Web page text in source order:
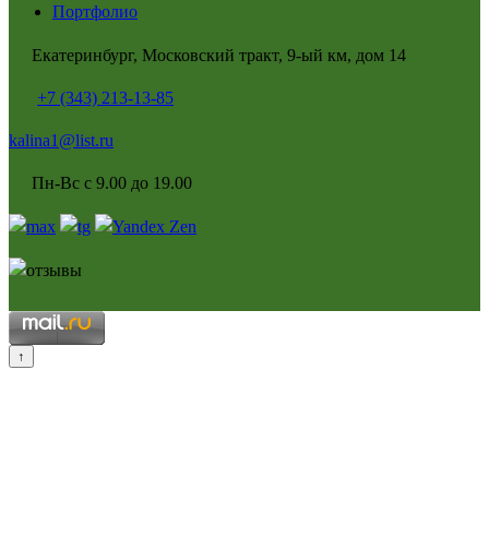
Портфолио
Екатеринбург, Московский тракт, 9-ый км, дом 14
+7 (343) 213-13-85
kalina1@list.ru
Пн-Вс с 9.00 до 19.00
↑